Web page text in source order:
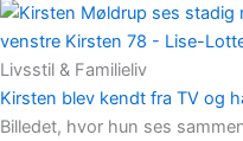
Livsstil & Familieliv
Kirsten blev kendt fra TV og
Billedet, hvor hun ses